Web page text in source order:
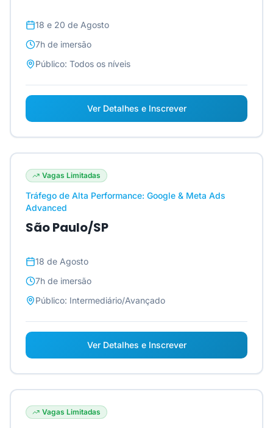
18 e 20 de Agosto
7h de imersão
Público: Todos os níveis
Ver Detalhes e Inscrever
Vagas Limitadas
Tráfego de Alta Performance: Google & Meta Ads
Advanced
São Paulo/SP
18 de Agosto
7h de imersão
Público: Intermediário/Avançado
Ver Detalhes e Inscrever
Vagas Limitadas